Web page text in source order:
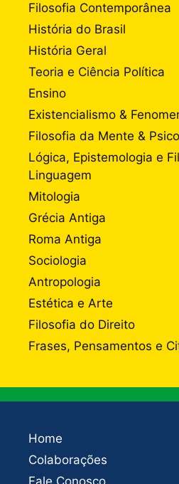
Filosofia Contemporânea
História do Brasil
História Geral
Teoria e Ciência Política
Ensino
Existencialismo &
Filosofia da Mente &
Lógica, Epistemologia e
Linguagem
Mitologia
Grécia Antiga
Roma Antiga
Sociologia
Antropologia
Estética e Arte
Filosofia do Direito
Frases, Pensamentos e
Home
Colaborações
Fale Conosco